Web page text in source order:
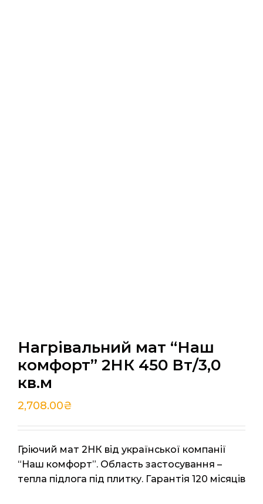
Нагрівальний мат “Наш
комфорт” 2НК 450 Вт/3,0
кв.м
2,708.00₴
Гріючий мат 2НК від української компанії
“Наш комфорт”. Область застосування –
тепла підлога під плитку. Гарантія 120 місяців